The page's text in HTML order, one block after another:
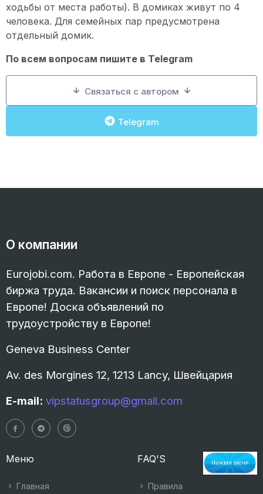
ходьбы от места работы). В домиках живут по 4
человека. Для семейных пар предусмотрена
отдельный домик.
По всем вопросам пишите в Telegram
Связаться с автором
Telegram
О компании
Eurojobi.com. Работа в Европе - Европейская
биржа труда. Вакансии и поиск персонала в
Европе! Доска объявлений по
трудоустройству в Европе!
Geneva Business Center
Av. des Morgines 12, 1213 Lancy, Швейцария
E-mail: vipstatusgroup@gmail.com
Меню
Главная
FAQ'S
Правила